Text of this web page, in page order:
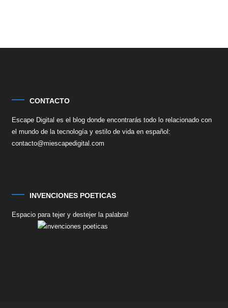
CONTACTO
Escape Digital es el blog donde encontrarás todo lo relacionado con
el mundo de la tecnología y estilo de vida en español:
contacto@miescapedigital.com
INVENCIONES POETICAS
Espacio para tejer y destejer la palabra!